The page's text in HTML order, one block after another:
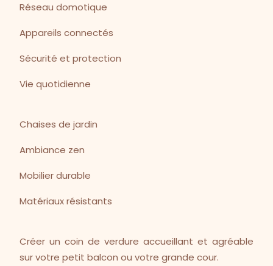
Réseau domotique
Appareils connectés
Sécurité et protection
Vie quotidienne
Chaises de jardin
Ambiance zen
Mobilier durable
Matériaux résistants
Créer un coin de verdure accueillant et agréable
sur votre petit balcon ou votre grande cour.